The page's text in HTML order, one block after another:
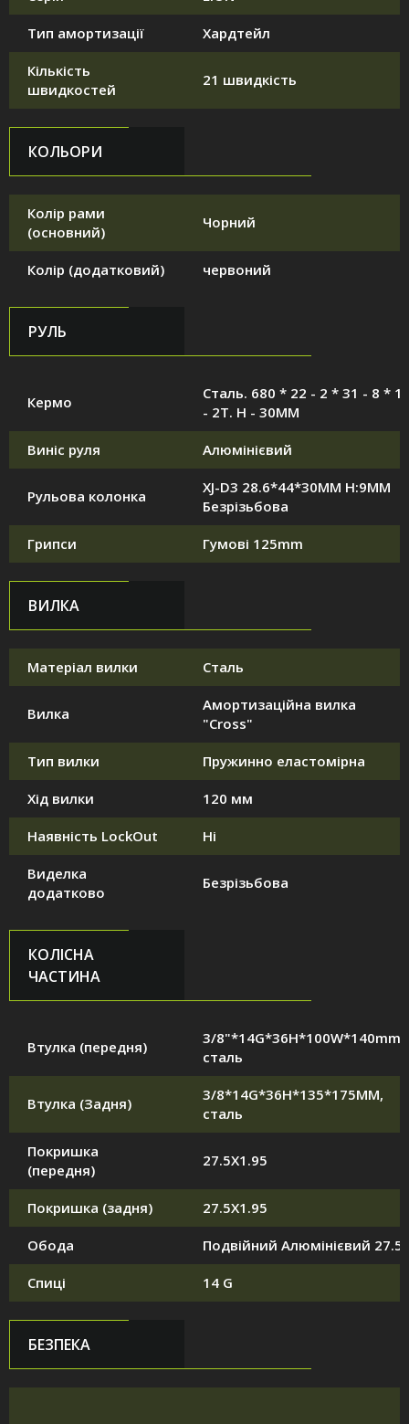
Тип амортизації Хардтейл
Кількість
швидкостей
21 швидкість
КОЛЬОРИ
Колір рами
(основний)
Чорний
Колір (додатковий) червоний
РУЛЬ
Кермо
Сталь. 680 * 22 - 2 * 31 - 8 * 1
- 2T. H - 30MM
Виніс руля Алюмінієвий
Рульова колонка
XJ-D3 28.6*44*30MM H:9MM
Безрізьбова
Грипси Гумові 125mm
ВИЛКА
Матеріал вилки Сталь
Вилка
Амортизаційна вилка
"Cross"
Тип вилки Пружинно еластомірна
Хід вилки 120 мм
Наявність LockOut Ні
Виделка
додатково
Безрізьбова
КОЛІСНА
ЧАСТИНА
Втулка (передня)
3/8"*14G*36H*100W*140mm,
сталь
Втулка (Задня)
3/8*14G*36H*135*175MM,
сталь
Покришка
(передня)
27.5X1.95
Покришка (задня) 27.5X1.95
Обода Подвійний Алюмінієвий 27.5
Спиці 14 G
БЕЗПЕКА